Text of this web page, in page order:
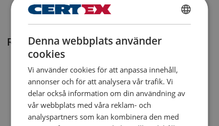
Relaterade produkter
SWEDISH
ENGLISH TRANSLATION
Denna webbplats använder
cookies
Vi använder cookies för att anpassa innehåll,
annonser och för att analysera vår trafik. Vi
delar också information om din användning av
vår webbplats med våra reklam- och
analyspartners som kan kombinera den med